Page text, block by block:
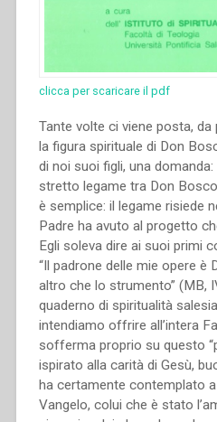
clicca per scaricare il pdf
Tante volte ci viene posta,
la figura spirituale di Don
di noi suoi figli, una
stretto legame tra Don
è semplice: il legame risiede
Padre ha avuto al progetto
Egli soleva dire ai suoi primi
“Il padrone delle mie opere è
altro che lo strumento” (MB,
quaderno di spiritualità
intendiamo offrire all’intera
sofferma proprio su questo
ispirato alla carità di Gesù,
ha certamente contemplato
Vangelo, colui che è stato